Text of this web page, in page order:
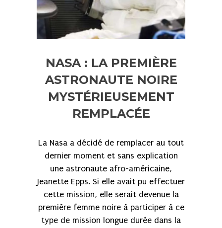
NASA : LA PREMIÈRE
ASTRONAUTE NOIRE
MYSTÉRIEUSEMENT
REMPLACÉE
La Nasa a décidé de remplacer au tout
dernier moment et sans explication
une astronaute afro-américaine,
Jeanette Epps. Si elle avait pu effectuer
cette mission, elle serait devenue la
première femme noire à participer à ce
type de mission longue durée dans la